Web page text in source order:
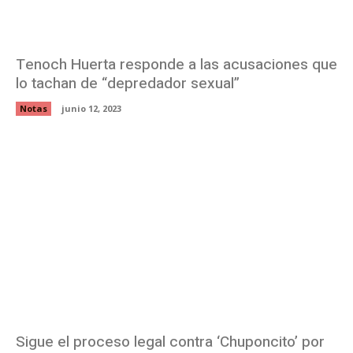
Tenoch Huerta responde a las acusaciones que
lo tachan de “depredador sexual”
Notas junio 12, 2023
Sigue el proceso legal contra ‘Chuponcito’ por